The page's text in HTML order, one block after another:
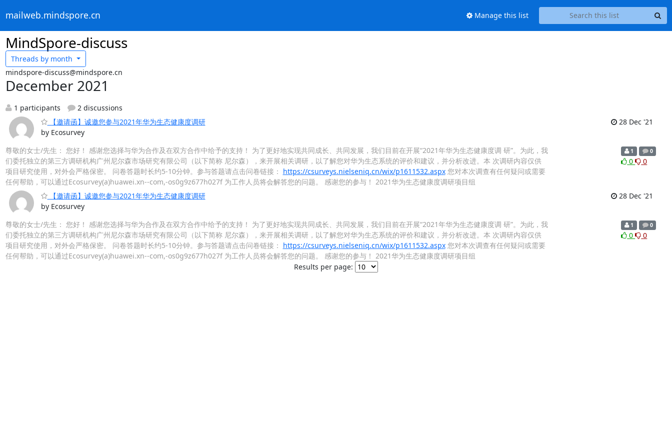
mailweb.mindspore.cn Manage this list
MindSpore-discuss
Threads by month
mindspore-discuss@mindspore.cn
December 2021
1 participants
2 discussions
【邀请函】诚邀您参与2021年华为生态健康度调研
by Ecosurvey
28 Dec '21
尊敬的女士/先生： 您好！ 感谢您选择与华为合作及在双方合作中给予的支持！ 为了更好地实现共同成长、共同发展，我们目前在开展“2021年华为生态健康度调 研”。为此，我
们委托独立的第三方调研机构广州尼尔森市场研究有限公司（以下简称 尼尔森），来开展相关调研，以了解您对华为生态系统的评价和建议，并分析改进。本 次调研内容仅供
项目研究使用，对外会严格保密。 问卷答题时长约5-10分钟。参与答题请点击问卷链接： https://csurveys.nielseniq.cn/wix/p1611532.aspx您对本次调查有任何疑问或需要
任何帮助，可以通过Ecosurvey(a)huawei.xn--com,-os0g9z677h027f 为工作人员将会解答您的问题。 感谢您的参与！ 2021华为生态健康度调研项目组
1 0
0 0
【邀请函】诚邀您参与2021年华为生态健康度调研
by Ecosurvey
28 Dec '21
尊敬的女士/先生： 您好！ 感谢您选择与华为合作及在双方合作中给予的支持！ 为了更好地实现共同成长、共同发展，我们目前在开展“2021年华为生态健康度调 研”。为此，我
们委托独立的第三方调研机构广州尼尔森市场研究有限公司（以下简称 尼尔森），来开展相关调研，以了解您对华为生态系统的评价和建议，并分析改进。本 次调研内容仅供
项目研究使用，对外会严格保密。 问卷答题时长约5-10分钟。参与答题请点击问卷链接： https://csurveys.nielseniq.cn/wix/p1611532.aspx您对本次调查有任何疑问或需要
任何帮助，可以通过Ecosurvey(a)huawei.xn--com,-os0g9z677h027f 为工作人员将会解答您的问题。 感谢您的参与！ 2021华为生态健康度调研项目组
1 0
0 0
Results per page: